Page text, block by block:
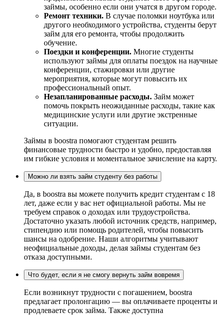
займы, особенно если они учатся в другом городе.
Ремонт техники. В случае поломки ноутбука или
другого необходимого устройства, студенты берут
займ для его ремонта, чтобы продолжить
обучение.
Поездки и конференции. Многие студенты
используют займы для оплаты поездок на научные
конференции, стажировки или другие
мероприятия, которые могут повысить их
профессиональный опыт.
Незапланированные расходы. Займ может
помочь покрыть неожиданные расходы, такие как
медицинские услуги или другие экстренные
ситуации.
Займы в boostra помогают студентам решить
финансовые трудности быстро и удобно, предоставляя
им гибкие условия и моментальное зачисление на карту.
Можно ли взять займ студенту без работы
Да, в boostra вы можете получить кредит студентам с 18
лет, даже если у вас нет официальной работы. Мы не
требуем справок о доходах или трудоустройства.
Достаточно указать любой источник средств, например,
стипендию или помощь родителей, чтобы повысить
шансы на одобрение. Наши алгоритмы учитывают
неофициальные доходы, делая займы студентам без
отказа доступными.
Что будет, если я не смогу вернуть займ вовремя
Если возникнут трудности с погашением, boostra
предлагает пролонгацию — вы оплачиваете проценты и
продлеваете срок займа. Также доступна